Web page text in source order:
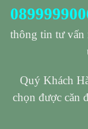
thông tin tư vấn
Quý Khách
chọn được căn